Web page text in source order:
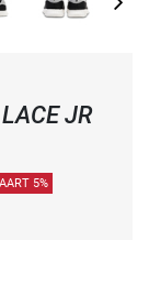
JR
5%